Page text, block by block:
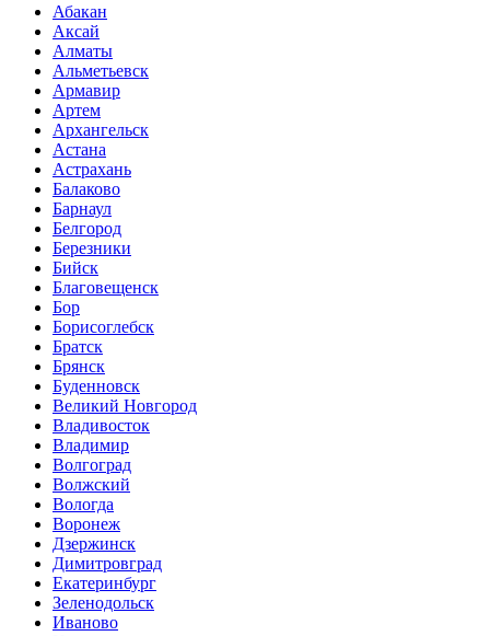
Абакан
Аксай
Алматы
Альметьевск
Армавир
Артем
Архангельск
Астана
Астрахань
Балаково
Барнаул
Белгород
Березники
Бийск
Благовещенск
Бор
Борисоглебск
Братск
Брянск
Буденновск
Великий Новгород
Владивосток
Владимир
Волгоград
Волжский
Вологда
Воронеж
Дзержинск
Димитровград
Екатеринбург
Зеленодольск
Иваново